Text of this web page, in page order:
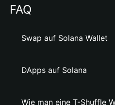
FAQ
Swap auf Solana Wallet
DApps auf Solana
Wie man eine T-Shuffle